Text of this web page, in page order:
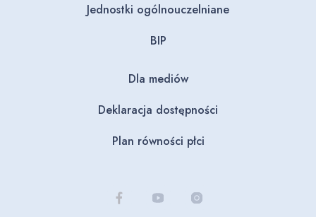
Jednostki ogólnouczelniane
BIP
Dla mediów
Deklaracja dostępności
Plan równości płci